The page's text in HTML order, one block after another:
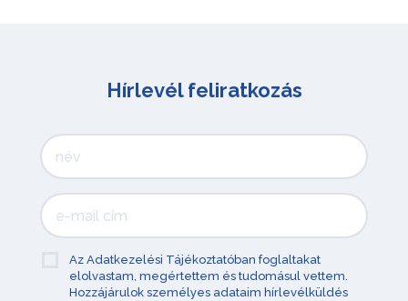
Hírlevél feliratkozás
Az Adatkezelési Tájékoztatóban foglaltakat
elolvastam, megértettem és tudomásul vettem.
Hozzájárulok személyes adataim hírlevélküldés